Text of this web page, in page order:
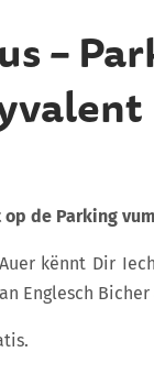
–
op de Parking
kënnt Dir
Englesch